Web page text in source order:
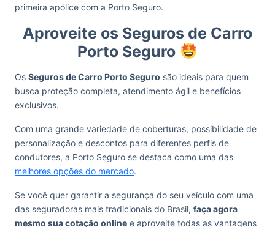
primeira apólice com a Porto Seguro.
Aproveite os Seguros de Carro
Porto Seguro
Os Seguros de Carro Porto Seguro são ideais para quem
busca proteção completa, atendimento ágil e benefícios
exclusivos.
Com uma grande variedade de coberturas, possibilidade de
personalização e descontos para diferentes perfis de
condutores, a Porto Seguro se destaca como uma das
melhores opções do mercado.
Se você quer garantir a segurança do seu veículo com uma
das seguradoras mais tradicionais do Brasil, faça agora
mesmo sua cotação online e aproveite todas as vantagens